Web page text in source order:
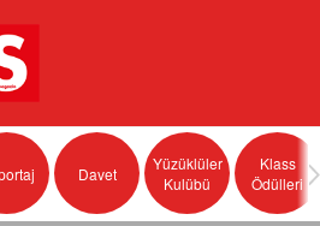
Davet
Yüzüklüler
Kulübü
Klass
Ödülleri